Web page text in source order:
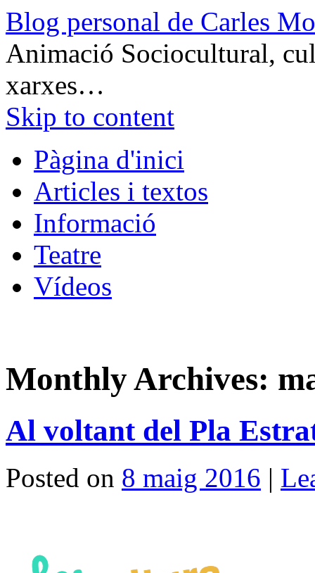
Blog personal de Carles
Animació Sociocultural,
xarxes…
Skip to content
Pàgina d'inici
Articles i textos
Informació
Teatre
Vídeos
Monthly Archives:
Al voltant del Pla
Posted on 8 maig 2016 |